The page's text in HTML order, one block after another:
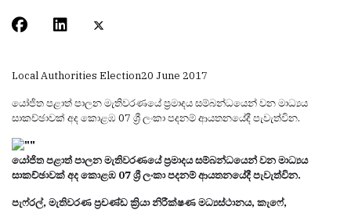
Local Authorities Election20 June 2017
යෝජිත පළාත් පාලන මැතිවරණයේ ප්‍රමාදය සම්බන්ධයෙන් වන මාධ්‍යය
සාකච්ඡාවක් අද කොළඹ 07 ශ්‍රී ලංකා පදනම් ආයතනයේදී පැවැත්වින.
යෝජිත පළාත් පාලන මැතිවරණයේ ප්‍රමාදය සම්බන්ධයෙන් වන මාධ්‍යය
සාකච්ඡාවක් අද කොළඹ 07 ශ්‍රී ලංකා පදනම් ආයතනයේදී පැවැත්වින.
පැෆ්රල්, මැතිවරණ ප්‍රචණ්ඩ ක්‍රියා නිරීක්ෂණ මධ්‍යස්ථානය, කැෆේ,